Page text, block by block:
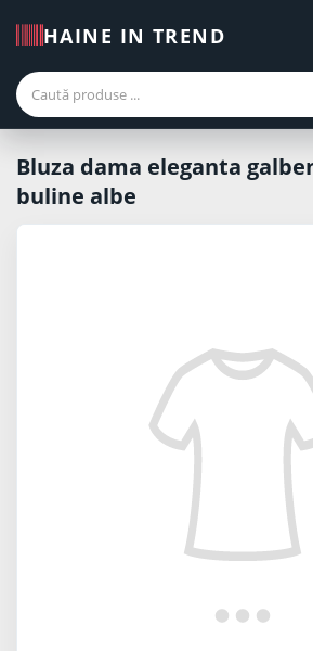
HAINE IN TREND
Bluza dama eleganta
buline albe